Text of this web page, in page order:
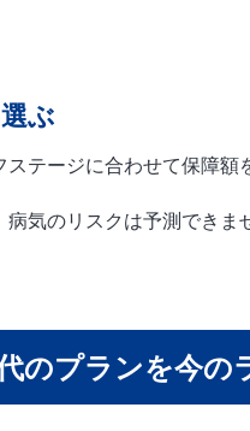
ぶ
テージに合わせて保障額
気のリスクは予測でき
のプランを今